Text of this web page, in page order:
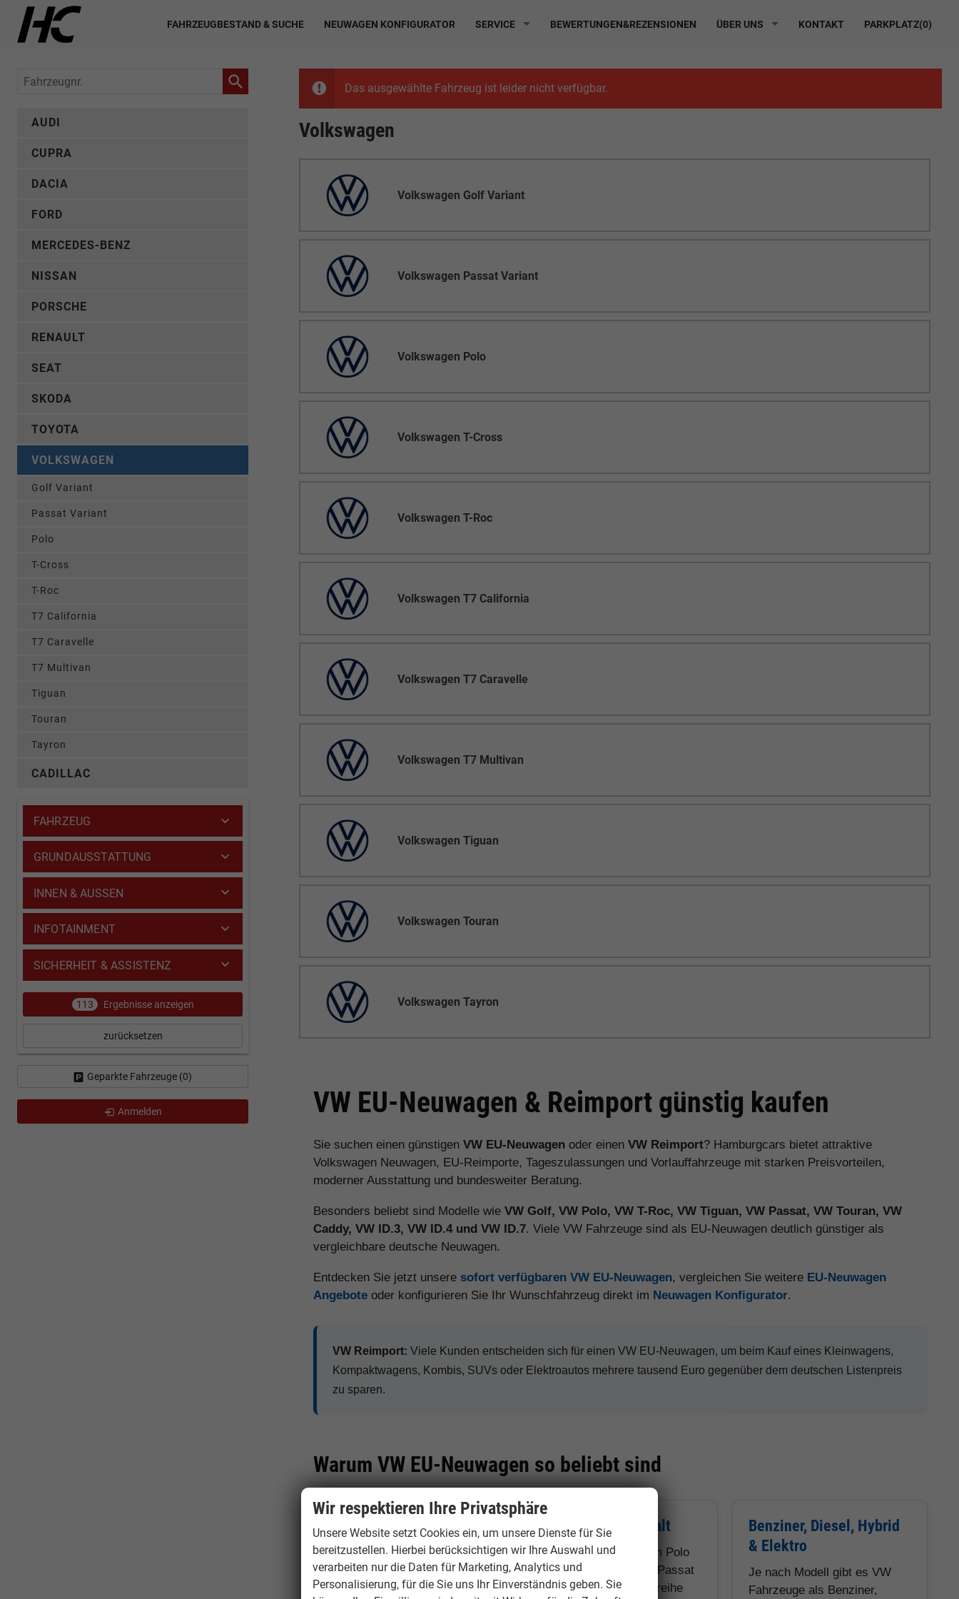
FAHRZEUGBESTAND & SUCHE NEUWAGEN KONFIGURATOR SERVICE BEWERTUNGEN&REZENSIONEN ÜBER UNS KONTAKT PARKPLATZ(0)
Das ausgewählte Fahrzeug ist leider nicht verfügbar.
Volkswagen
Volkswagen Golf Variant
Volkswagen Passat Variant
Volkswagen Polo
Volkswagen T-Cross
Volkswagen T-Roc
Volkswagen T7 California
Volkswagen T7 Caravelle
Volkswagen T7 Multivan
Volkswagen Tiguan
Volkswagen Touran
Volkswagen Tayron
VW EU-Neuwagen & Reimport günstig kaufen
Sie suchen einen günstigenVW EU-Neuwagen oder einenVW Reimport? Hamburgcars bietet attraktive
Volkswagen Neuwagen, EU-Reimporte, Tageszulassungen und Vorlauffahrzeuge mit starken Preisvorteilen,
moderner Ausstattung und bundesweiter Beratung.
Besonders beliebt sind Modelle wieVW Golf, VW Polo, VW T-Roc, VW Tiguan, VW Passat, VW Touran, VW
Caddy, VW ID.3, VW ID.4 und VW ID.7. Viele VW Fahrzeuge sind als EU-Neuwagen deutlich günstiger als
vergleichbare deutsche Neuwagen.
Entdecken Sie jetzt unsere sofort verfügbaren VW EU-Neuwagen, vergleichen Sie weitere EU-Neuwagen
Angebote oder konfigurieren Sie Ihr Wunschfahrzeug direkt im Neuwagen Konfigurator.
VW Reimport: Viele Kunden entscheiden sich für einen VW EU-Neuwagen, um beim Kauf eines Kleinwagens,
Kompaktwagens, Kombis, SUVs oder Elektroautos mehrere tausend Euro gegenüber dem deutschen Listenpreis
zu sparen.
Warum VW EU-Neuwagen so beliebt sind
Hohe Preisvorteile
Je nach Modell, Ausstattung
und Verfügbarkeit sind bei VW
Reimporten deutliche Rabatte
Große Modellvielfalt
Volkswagen bietet vom Polo
über Golf, Tiguan und Passat
bis zur ID.-Elektrobaureihe
Benziner, Diesel, Hybrid
& Elektro
Je nach Modell gibt es VW
Fahrzeuge als Benziner,
Fahrzeugnr.
AUDI
CUPRA
DACIA
FORD
MERCEDES-BENZ
NISSAN
PORSCHE
RENAULT
SEAT
SKODA
TOYOTA
VOLKSWAGEN
Golf Variant
Passat Variant
Polo
T-Cross
T-Roc
T7 California
T7 Caravelle
T7 Multivan
Tiguan
Touran
Tayron
CADILLAC
FAHRZEUG
GRUNDAUSSTATTUNG
INNEN & AUSSEN
INFOTAINMENT
SICHERHEIT & ASSISTENZ
113 Ergebnisse anzeigen
zurücksetzen
Geparkte Fahrzeuge (0)
Anmelden
Wir respektieren Ihre Privatsphäre
Unsere Website setzt Cookies ein, um unsere Dienste für Sie
bereitzustellen. Hierbei berücksichtigen wir Ihre Auswahl und
verarbeiten nur die Daten für Marketing, Analytics und
Personalisierung, für die Sie uns Ihr Einverständnis geben. Sie